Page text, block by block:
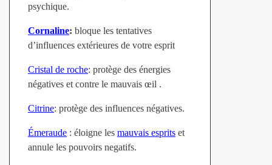
psychique.
Cornaline: bloque les tentatives
d’influences extérieures de votre esprit
Cristal de roche: protège des énergies
négatives et contre le mauvais œil .
Citrine: protège des influences négatives.
Émeraude: éloigne les mauvais espritset
annule les pouvoirs negatifs.